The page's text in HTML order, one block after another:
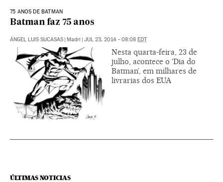
75 ANOS DE BATMAN
Batman faz 75 anos
ÁNGEL LUIS SUCASAS | Madri | JUL 23, 2014 - 08:08 EDT
Nesta quarta-feira, 23 de
julho, acontece o ‘Dia do
Batman’, em milhares de
livrarias dos EUA
ÚLTIMAS NOTICIAS